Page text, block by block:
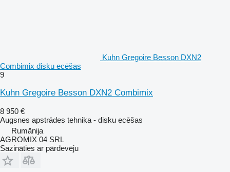
Kuhn Gregoire Besson DXN2
Combimix disku ecēšas
9
Kuhn Gregoire Besson DXN2 Combimix
8 950 €
Augsnes apstrādes tehnika - disku ecēšas
Rumānija
AGROMIX 04 SRL
Sazināties ar pārdevēju